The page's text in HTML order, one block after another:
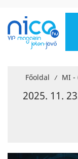
Főoldal / MI -
2025. 11.